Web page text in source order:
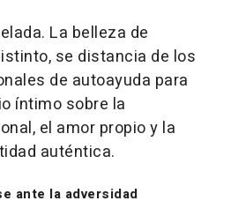
La belleza de
, se distancia de los
de autoayuda para
íntimo sobre la
el amor propio y la
auténtica.
ante la adversidad